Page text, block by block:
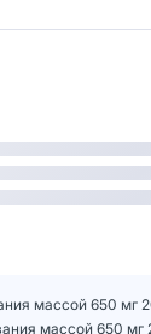
массой 650 мг
массой 650